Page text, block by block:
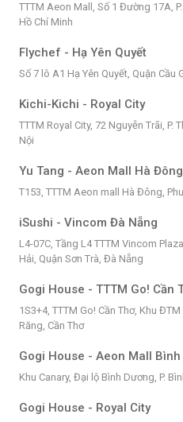
TTTM Aeon Mall, Số 1 Đường 17A,
Hồ Chí Minh
Flychef - Hạ Yên Quyết
Số 7 lô A1 Hạ Yên Quyết, Quận Cầu
Kichi-Kichi - Royal City
TTTM Royal City, 72 Nguyễn Trãi, P.
Nội
Yu Tang - Aeon Mall Hà Đông
T153, TTTM Aeon mall Hà Đông,
iSushi - Vincom Đà Nẵng
L4-07C, Tầng L4 TTTM Vincom
Hải, Quận Sơn Trà, Đà Nẵng
Gogi House - TTTM Go! Cần
1S3+4, TTTM Go! Cần Thơ, Khu
Răng, Cần Thơ
Gogi House - Aeon Mall Bình
Khu Canary, Đại lộ Bình Dương, P.
Gogi House - Royal City